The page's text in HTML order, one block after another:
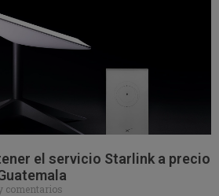
el servicio Starlink a precio
comentarios